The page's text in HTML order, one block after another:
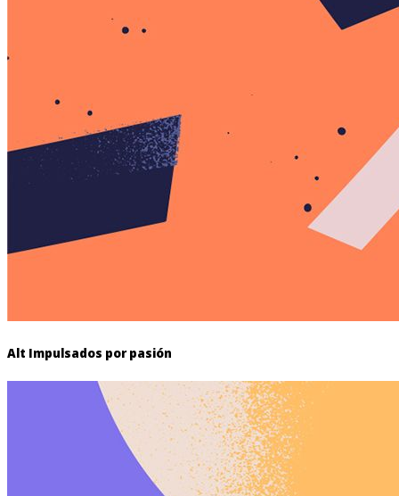
Alt Impulsados por pasión